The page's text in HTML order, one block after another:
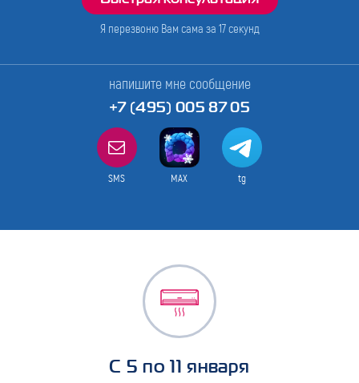
Я перезвоню Вам сама за 17секунд
напишите мне сообщение
+7 (495) 005 87 05
SMS MAX tg
С 5 по 11 января